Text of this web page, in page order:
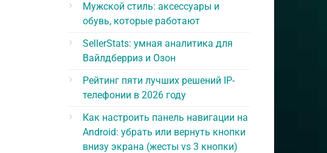
Мужской стиль: аксессуары и
обувь, которые работают
SellerStats: умная аналитика для
Вайлдберриз и Озон
Рейтинг пяти лучших решений IP-
телефонии в 2026 году
Как настроить панель навигации на
Android: убрать или вернуть кнопки
внизу экрана (жесты vs 3 кнопки)